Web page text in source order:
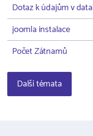
Dotaz k údajům v
joomla instalace
Počet Zátnamů
Další témata